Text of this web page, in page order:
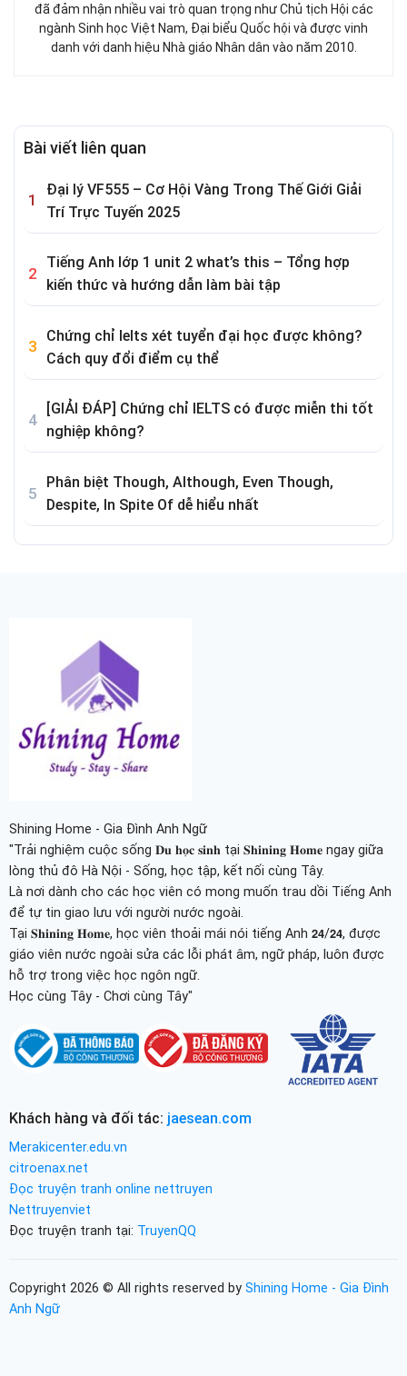
đã đảm nhận nhiều vai trò quan trọng như Chủ tịch Hội các
ngành Sinh học Việt Nam, Đại biểu Quốc hội và được vinh
danh với danh hiệu Nhà giáo Nhân dân vào năm 2010.
Bài viết liên quan
Đại lý VF555 – Cơ Hội Vàng Trong Thế Giới Giải
Trí Trực Tuyến 2025
Tiếng Anh lớp 1 unit 2 what’s this – Tổng hợp
kiến thức và hướng dẫn làm bài tập
Chứng chỉ Ielts xét tuyển đại học được không?
Cách quy đổi điểm cụ thể
[GIẢI ĐÁP] Chứng chỉ IELTS có được miễn thi tốt
nghiệp không?
Phân biệt Though, Although, Even Though,
Despite, In Spite Of dễ hiểu nhất
Shining Home - Gia Đình Anh Ngữ
"Trải nghiệm cuộc sống 𝐃𝐮 𝐡𝐨̣𝐜 𝐬𝐢𝐧𝐡 tại 𝐒𝐡𝐢𝐧𝐢𝐧𝐠 𝐇𝐨𝐦𝐞 ngay giữa
lòng thủ đô Hà Nội - Sống, học tập, kết nối cùng Tây.
Là nơi dành cho các học viên có mong muốn trau dồi Tiếng Anh
để tự tin giao lưu với người nước ngoài.
Tại 𝐒𝐡𝐢𝐧𝐢𝐧𝐠 𝐇𝐨𝐦𝐞, học viên thoải mái nói tiếng Anh 𝟮𝟰/𝟮𝟰, được
giáo viên nước ngoài sửa các lỗi phát âm, ngữ pháp, luôn được
hỗ trợ trong việc học ngôn ngữ.
Học cùng Tây - Chơi cùng Tây"
Khách hàng và đối tác: jaesean.com
Merakicenter.edu.vn
citroenax.net
Đọc truyện tranh online nettruyen
Nettruyenviet
Đọc truyện tranh tại: TruyenQQ
Copyright 2026 © All rights reserved by Shining Home - Gia Đình
Anh Ngữ